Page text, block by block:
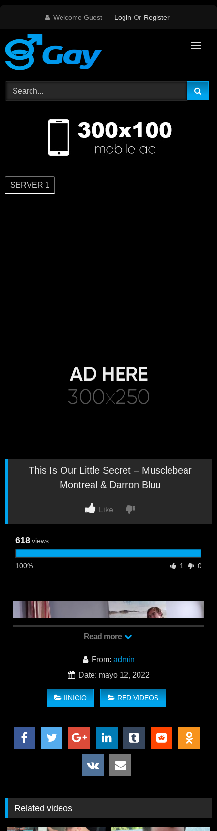
Welcome Guest Login Or Register
SERVER 1
This Is Our Little Secret – Musclebear
Montreal & Darron Bluu
Like
618 views
100% 1 0
Musclebear Montreal & Darron Bluu el padrastro quiere jugar
con su hijastro
Read more
From: admin
Date: mayo 12, 2022
IINICIO RED VIDEOS
Related videos